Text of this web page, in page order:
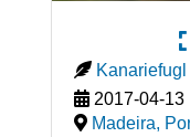
Kanariefugl
2017-04-13
Madeira,